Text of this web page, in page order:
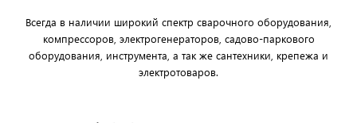
Всегда в наличии широкий спектр сварочного оборудования,
компрессоров, электрогенераторов, садово-паркового
оборудования, инструмента, а так же сантехники, крепежа и
электротоваров.